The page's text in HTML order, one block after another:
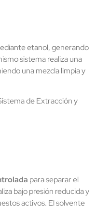
etanol, generando
sistema realiza una
una mezcla limpia y
de Extracción y
para separar el
bajo presión reducida y
activos. El solvente